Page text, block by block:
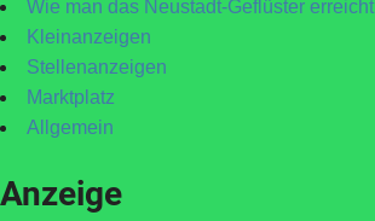
Wie man das Neustadt-Geflüster erreicht
Kleinanzeigen
Stellenanzeigen
Marktplatz
Allgemein
Anzeige